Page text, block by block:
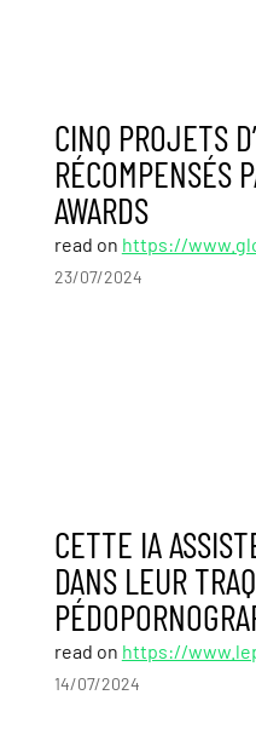
CINQ PROJETS
RÉCOMPENSÉS
AWARDS
read on https://
23/07/2024
CETTE IA
DANS LEUR
read on https://
14/07/2024